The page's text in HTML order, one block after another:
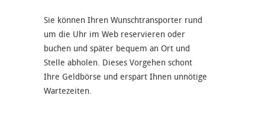
Sie können Ihren Wunschtransporter rund
um die Uhr im Web reservieren oder
buchen und später bequem an Ort und
Stelle abholen. Dieses Vorgehen schont
Ihre Geldbörse und erspart Ihnen unnötige
Wartezeiten.